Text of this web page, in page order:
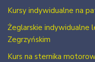
Kursy indywidualne na
Żeglarskie indywidualne
Zegrzyńskim
Kurs na sternika